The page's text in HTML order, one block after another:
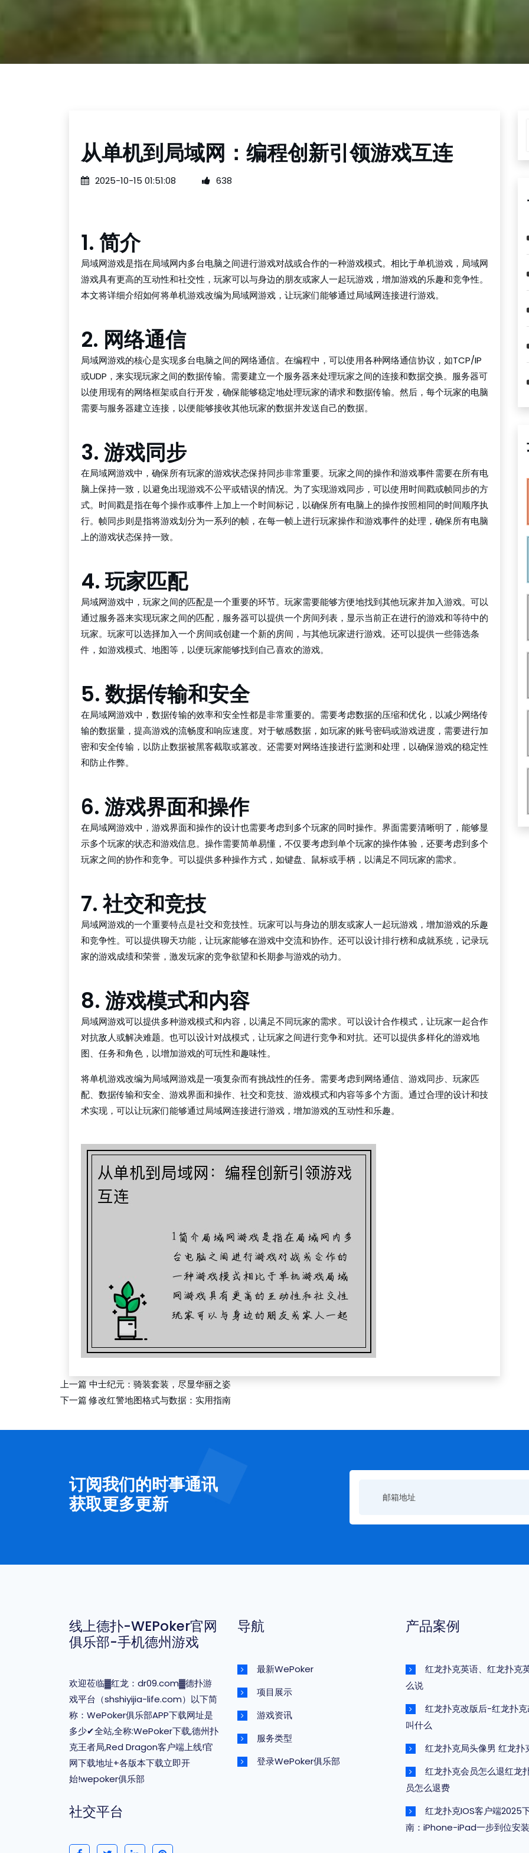
从单机到局域网：编程创新引领游戏互连
2025-10-15 01:51:08 638
1. 简介
局域网游戏是指在局域网内多台电脑之间进行游戏对战或合作的一种游戏模式。相比于单机游戏，局域网
游戏具有更高的互动性和社交性，玩家可以与身边的朋友或家人一起玩游戏，增加游戏的乐趣和竞争性。
本文将详细介绍如何将单机游戏改编为局域网游戏，让玩家们能够通过局域网连接进行游戏。
2. 网络通信
局域网游戏的核心是实现多台电脑之间的网络通信。在编程中，可以使用各种网络通信协议，如TCP/IP
或UDP，来实现玩家之间的数据传输。需要建立一个服务器来处理玩家之间的连接和数据交换。服务器可
以使用现有的网络框架或自行开发，确保能够稳定地处理玩家的请求和数据传输。然后，每个玩家的电脑
需要与服务器建立连接，以便能够接收其他玩家的数据并发送自己的数据。
3. 游戏同步
在局域网游戏中，确保所有玩家的游戏状态保持同步非常重要。玩家之间的操作和游戏事件需要在所有电
脑上保持一致，以避免出现游戏不公平或错误的情况。为了实现游戏同步，可以使用时间戳或帧同步的方
式。时间戳是指在每个操作或事件上加上一个时间标记，以确保所有电脑上的操作按照相同的时间顺序执
行。帧同步则是指将游戏划分为一系列的帧，在每一帧上进行玩家操作和游戏事件的处理，确保所有电脑
上的游戏状态保持一致。
4. 玩家匹配
局域网游戏中，玩家之间的匹配是一个重要的环节。玩家需要能够方便地找到其他玩家并加入游戏。可以
通过服务器来实现玩家之间的匹配，服务器可以提供一个房间列表，显示当前正在进行的游戏和等待中的
玩家。玩家可以选择加入一个房间或创建一个新的房间，与其他玩家进行游戏。还可以提供一些筛选条
件，如游戏模式、地图等，以便玩家能够找到自己喜欢的游戏。
5. 数据传输和安全
在局域网游戏中，数据传输的效率和安全性都是非常重要的。需要考虑数据的压缩和优化，以减少网络传
输的数据量，提高游戏的流畅度和响应速度。对于敏感数据，如玩家的账号密码或游戏进度，需要进行加
密和安全传输，以防止数据被黑客截取或篡改。还需要对网络连接进行监测和处理，以确保游戏的稳定性
和防止作弊。
6. 游戏界面和操作
在局域网游戏中，游戏界面和操作的设计也需要考虑到多个玩家的同时操作。界面需要清晰明了，能够显
示多个玩家的状态和游戏信息。操作需要简单易懂，不仅要考虑到单个玩家的操作体验，还要考虑到多个
玩家之间的协作和竞争。可以提供多种操作方式，如键盘、鼠标或手柄，以满足不同玩家的需求。
7. 社交和竞技
局域网游戏的一个重要特点是社交和竞技性。玩家可以与身边的朋友或家人一起玩游戏，增加游戏的乐趣
和竞争性。可以提供聊天功能，让玩家能够在游戏中交流和协作。还可以设计排行榜和成就系统，记录玩
家的游戏成绩和荣誉，激发玩家的竞争欲望和长期参与游戏的动力。
8. 游戏模式和内容
局域网游戏可以提供多种游戏模式和内容，以满足不同玩家的需求。可以设计合作模式，让玩家一起合作
对抗敌人或解决难题。也可以设计对战模式，让玩家之间进行竞争和对抗。还可以提供多样化的游戏地
图、任务和角色，以增加游戏的可玩性和趣味性。
将单机游戏改编为局域网游戏是一项复杂而有挑战性的任务。需要考虑到网络通信、游戏同步、玩家匹
配、数据传输和安全、游戏界面和操作、社交和竞技、游戏模式和内容等多个方面。通过合理的设计和技
术实现，可以让玩家们能够通过局域网连接进行游戏，增加游戏的互动性和乐趣。
上一篇中士纪元：骑装套装，尽显华丽之姿
下一篇 修改红警地图格式与数据：实用指南
订阅我们的时事通讯
获取更多更新
线上德扑-WEPoker官网
俱乐部-手机德州游戏
欢迎莅临▓红龙：dr09.com▓德扑游
戏平台（shshiyijia-life.com）以下简
称：WePoker俱乐部APP下载网址是
多少✔全站,全称:WePoker下载,德州扑
克王者局,Red Dragon客户端上线!官
网下载地址+各版本下载立即开
始!wepoker俱乐部
社交平台
导航
最新WePoker
项目展示
游戏资讯
服务类型
登录WePoker俱乐部
产品案例
红龙扑克英语、红龙扑克
么说
红龙扑克改版后-红龙扑
叫什么
红龙扑克局头像男 红龙扑
红龙扑克会员怎么退红龙
员怎么退费
红龙扑克IOS客户端2025
南：iPhone-iPad一步到位安